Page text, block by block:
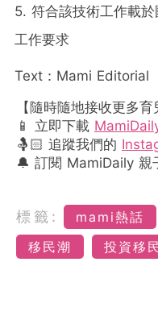
5. 符合該技術工作載
工作要求
Text：Mami Editorial
【隨時隨地接收更多育
📱 立即下載
🤱🏻 追蹤我們的
🔔 訂閱 MamiDaily 親
標籤: mami熱話
移民潮
投資移